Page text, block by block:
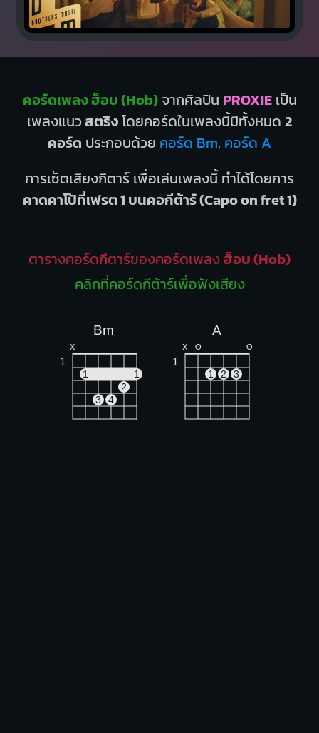
คอร์ดเพลง ฮ็อบ (Hob)จากศิลปิน PROXIEเป็น
เพลงแนวสตริงโดยคอร์ดในเพลงนี้มีทั้งหมด 2
คอร์ด ประกอบด้วย คอร์ด Bm, คอร์ด A
การเซ็ตเสียงกีตาร์ เพื่อเล่นเพลงนี้ ทำได้โดยการ
คาดคาโป้ที่เฟรต 1 บนคอกีต้าร์ (Capo on fret 1)
ตารางคอร์ดกีตาร์ของคอร์ดเพลงฮ็อบ (Hob)
คลิกที่คอร์ดกีต้าร์เพื่อฟังเสียง
Bm
X
1
1
1
2
3
4
A
X O O
1
1 2 3